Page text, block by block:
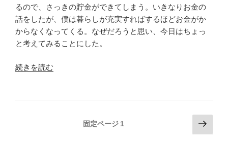
るので、さっきの貯金ができてしまう。いきなりお金の
話をしたが、僕は暮らしが充実すればするほどお金がか
からなくなってくる。なぜだろうと思い、今日はちょっ
と考えてみることにした。
“依
続きを読む
固定ページ 1
次
の